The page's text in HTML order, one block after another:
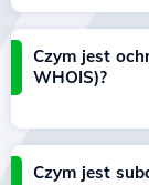
Czym jest
WHOIS)?
Czym jest